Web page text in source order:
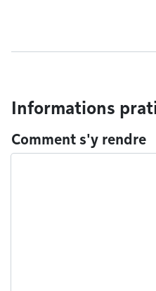
Informations
Comment s'y rendre